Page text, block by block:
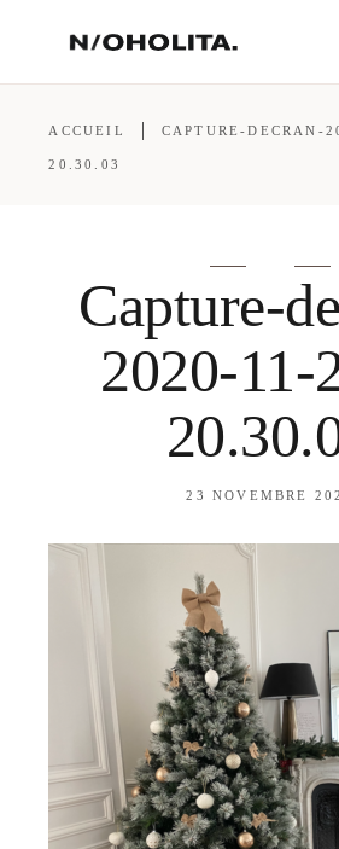
ACCUEIL CAPTURE-DECRAN-
20.30.03
Capture-
2020-11-
23 NOVEMBRE